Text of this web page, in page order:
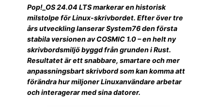
Pop!_OS 24.04 LTS markerar en historisk
milstolpe för Linux-skrivbordet. Efter över tre
års utveckling lanserar System76 den första
stabila versionen av COSMIC 1.0 – en helt ny
skrivbordsmiljö byggd från grunden i Rust.
Resultatet är ett snabbare, smartare och mer
anpassningsbart skrivbord som kan komma att
förändra hur miljoner Linuxanvändare arbetar
och interagerar med sina datorer.